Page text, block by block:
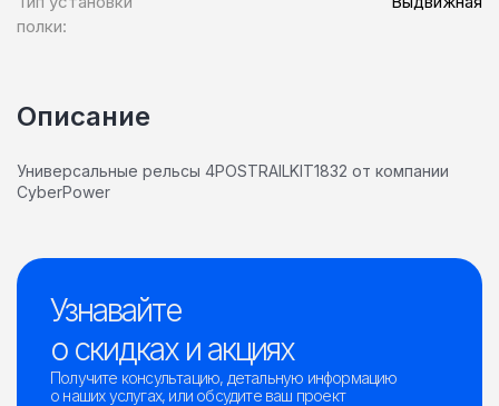
полки:
Описание
Универсальные рельсы 4POSTRAILKIT1832 от компании
CyberPower
Узнавайте
о скидках и акциях
Получите консультацию, детальную информацию
о наших услугах, или обсудите ваш проект